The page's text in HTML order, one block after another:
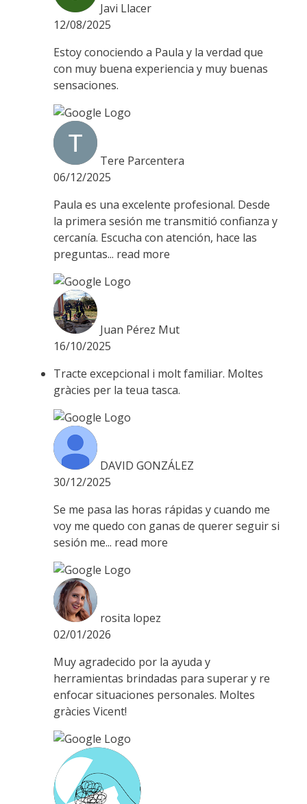
Javi Llacer
12/08/2025
Estoy conociendo a Paula y la verdad que
con muy buena experiencia y muy buenas
sensaciones.
Tere Parcentera
06/12/2025
Paula es una excelente profesional. Desde
la primera sesión me transmitió confianza y
cercanía. Escucha con atención, hace las
preguntas... read more
Juan Pérez Mut
16/10/2025
Tracte excepcional i molt familiar. Moltes
gràcies per la teua tasca.
DAVID GONZÁLEZ
30/12/2025
Se me pasa las horas rápidas y cuando me
voy me quedo con ganas de querer seguir si
sesión me... read more
rosita lopez
02/01/2026
Muy agradecido por la ayuda y
herramientas brindadas para superar y re
enfocar situaciones personales. Moltes
gràcies Vicent!